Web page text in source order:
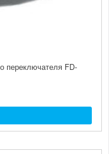
переключателя FD-